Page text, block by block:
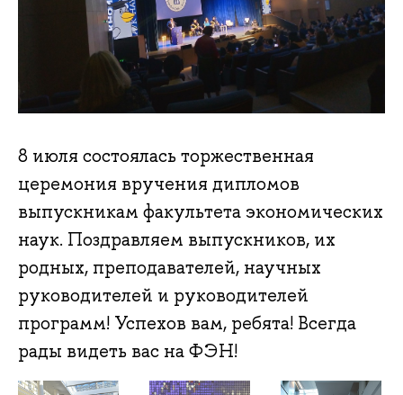
8 июля состоялась торжественная
церемония вручения дипломов
выпускникам факультета экономических
наук. Поздравляем выпускников, их
родных, преподавателей, научных
руководителей и руководителей
программ! Успехов вам, ребята! Всегда
рады видеть вас на ФЭН!